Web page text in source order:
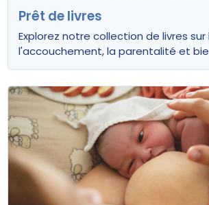
Prêt de livres
Explorez notre collection de livres
l'accouchement, la parentalité et